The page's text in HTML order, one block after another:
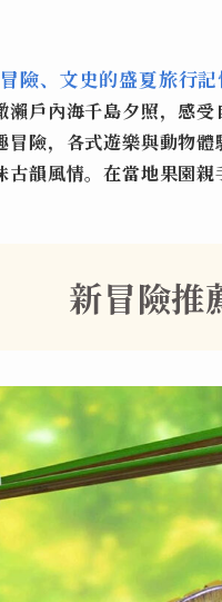
險、文史的盛夏旅行記
瀨戶內海千島夕照，感
冒險，各式遊樂與動物
古韻風情。在當地果園親
新冒險推